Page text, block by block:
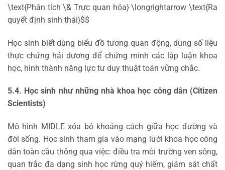
\text{Phân tích \& Trực quan hóa} \longrightarrow \text{Ra
quyết định sinh thái}$$
Học sinh biết dùng biểu đồ tương quan động, dùng số liệu
thực chứng hải dương để chứng minh các lập luận khoa
học, hình thành năng lực tư duy thuật toán vững chắc.
5.4. Học sinh như những nhà khoa học công dân (Citizen
Scientists)
Mô hình MIDLE xóa bỏ khoảng cách giữa học đường và
đời sống. Học sinh tham gia vào mạng lưới khoa học công
dân toàn cầu thông qua việc: điều tra môi trường ven sông,
quan trắc đa dạng sinh học rừng quý hiếm, giám sát chất